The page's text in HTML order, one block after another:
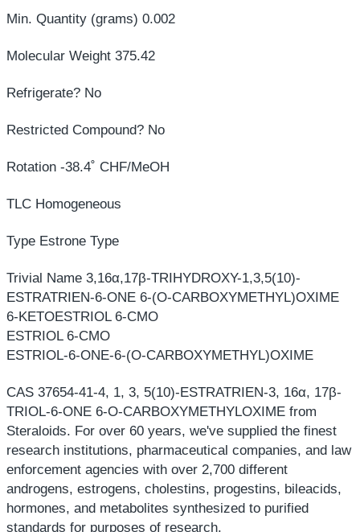
Min. Quantity (grams) 0.002
Molecular Weight 375.42
Refrigerate? No
Restricted Compound? No
Rotation -38.4˚ CHF/MeOH
TLC Homogeneous
Type Estrone Type
Trivial Name 3,16α,17β-TRIHYDROXY-1,3,5(10)-
ESTRATRIEN-6-ONE 6-(O-CARBOXYMETHYL)OXIME
6-KETOESTRIOL 6-CMO
ESTRIOL 6-CMO
ESTRIOL-6-ONE-6-(O-CARBOXYMETHYL)OXIME
CAS 37654-41-4, 1, 3, 5(10)-ESTRATRIEN-3, 16α, 17β-
TRIOL-6-ONE 6-O-CARBOXYMETHYLOXIME from
Steraloids. For over 60 years, we've supplied the finest
research institutions, pharmaceutical companies, and law
enforcement agencies with over 2,700 different
androgens, estrogens, cholestins, progestins, bileacids,
hormones, and metabolites synthesized to purified
standards for purposes of research.